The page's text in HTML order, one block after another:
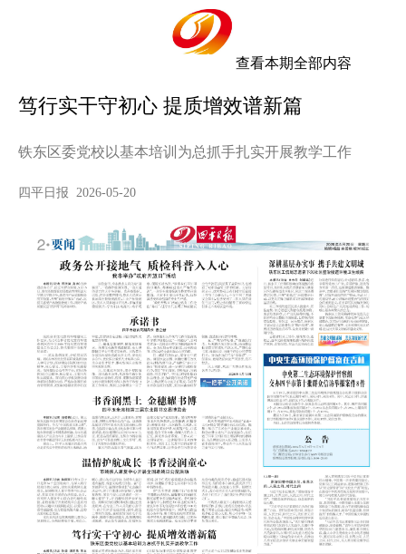
查看本期全部内容
笃行实干守初心 提质增效谱新篇
铁东区委党校以基本培训为总抓手扎实开展教学工作
四平日报 2026-05-20